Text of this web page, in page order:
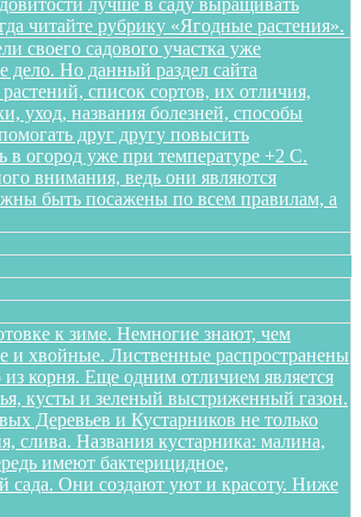
лучше в саду выращивать
читайте рубрику «Ягодные растения».
своего садового участка уже
дело. Но данный раздел сайта
список сортов, их отличия,
уход, названия болезней, способы
друг другу повысить
в огород уже при температуре +2 С.
внимания, ведь они являются
быть посажены по всем правилам, а
к зиме. Немногие знают, чем
и хвойные. Лиственные распространены
корня. Еще одним отличием является
кусты и зеленый выстриженный газон.
Деревьев и Кустарников не только
Названия кустарника: малина,
имеют бактерицидное,
сада. Они создают уют и красоту. Ниже